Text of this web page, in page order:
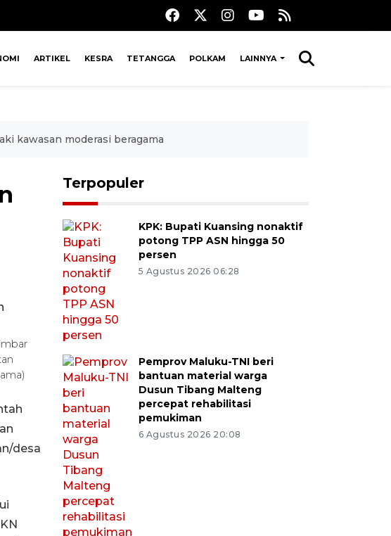
ARTIKEL KESRA TETANGGA POLKAM LAINNYA
kawasan moderasi beragama
desa
Terpopuler
KPK: Bupati Kuansing nonaktif
potong TPP ASN hingga 50
persen
5 Agustus 2026 06:28
Pemprov Maluku-TNI beri
bantuan material warga
Dusun Tibang Malteng
percepat rehabilitasi
pemukiman
6 Agustus 2026 20:08